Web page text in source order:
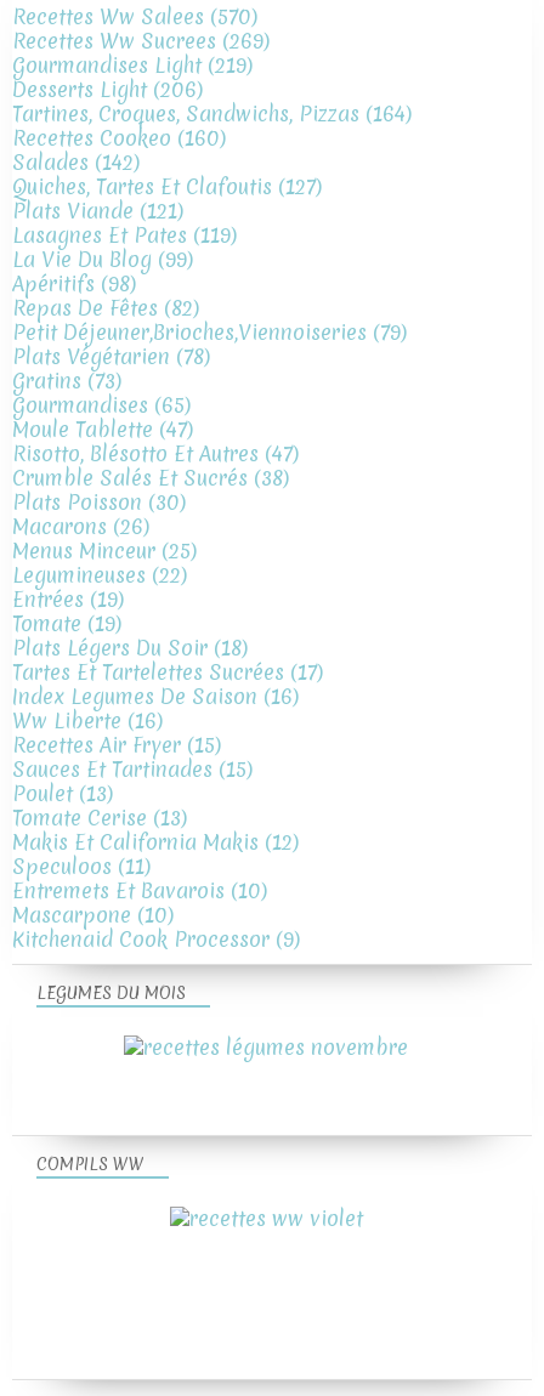
Recettes Ww Salees (570)
Recettes Ww Sucrees (269)
Gourmandises Light(219)
Desserts Light(206)
Tartines, Croques, Sandwichs, Pizzas (164)
Recettes Cookeo (160)
Salades (142)
Quiches, Tartes Et Clafoutis (127)
Plats Viande (121)
Lasagnes Et Pates (119)
La Vie Du Blog (99)
Apéritifs (98)
Repas De Fêtes (82)
Petit Déjeuner,brioches,viennoiseries (79)
Plats Végétarien (78)
Gratins (73)
Gourmandises (65)
Moule Tablette (47)
Risotto, Blésotto Et Autres (47)
Crumble Salés Et Sucrés (38)
Plats Poisson (30)
Macarons (26)
Menus Minceur (25)
Legumineuses (22)
Entrées (19)
Tomate (19)
Plats Légers Du Soir (18)
Tartes Et Tartelettes Sucrées (17)
Index Legumes De Saison (16)
Ww Liberte (16)
Recettes Air Fryer (15)
Sauces Et Tartinades (15)
Poulet(13)
Tomate Cerise (13)
Makis Et California Makis (12)
Speculoos (11)
Entremets Et Bavarois (10)
Mascarpone (10)
Kitchenaid Cook Processor (9)
LEGUMES DU MOIS
COMPILS WW